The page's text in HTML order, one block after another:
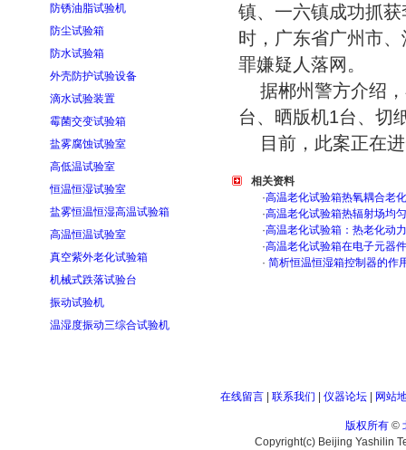
防锈油脂试验机
防尘试验箱
防水试验箱
外壳防护试验设备
滴水试验装置
霉菌交变试验箱
盐雾腐蚀试验室
高低温试验室
恒温恒湿试验室
盐雾恒温恒湿高温试验箱
高温恒温试验室
真空紫外老化试验箱
机械式跌落试验台
振动试验机
温湿度振动三综合试验机
镇、一六镇成功抓
时，广东省广州市
罪嫌疑人落网。
据郴州警方介绍
台、晒版机1台、切
目前，此案正在
相关资料
·高温老化试验箱热氧耦合老
·高温老化试验箱热辐射场均
·高温老化试验箱：热老化动
·高温老化试验箱在电子元器
· 简析恒温恒湿箱控制器的作
在线留言| 联系我们 仪器论坛| 网站
版权所有©
Copyright(c) Beijing Yashilin